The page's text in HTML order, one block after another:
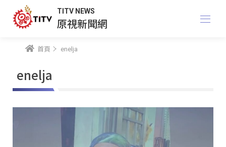
TITV NEWS
原視新聞網
首頁 enelja
enelja